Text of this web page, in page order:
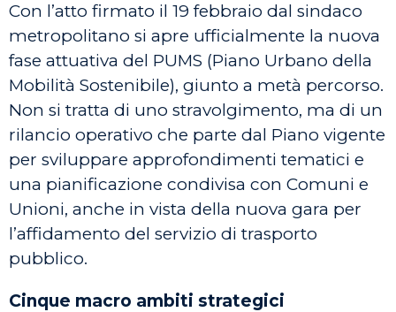
Con l’atto firmato il 19 febbraio dal sindaco
metropolitano si apre ufficialmente la nuova
fase attuativa del PUMS (Piano Urbano della
Mobilità Sostenibile), giunto a metà percorso.
Non si tratta di uno stravolgimento, ma di un
rilancio operativo che parte dal Piano vigente
per sviluppare approfondimenti tematici e
una pianificazione condivisa con Comuni e
Unioni, anche in vista della nuova gara per
l’affidamento del servizio di trasporto
pubblico.
Cinque macro ambiti strategici